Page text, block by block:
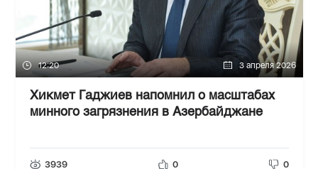
12:20 3 апреля 2026
Хикмет Гаджиев напомнил о масштабах
минного загрязнения в Азербайджане
3939 0 0